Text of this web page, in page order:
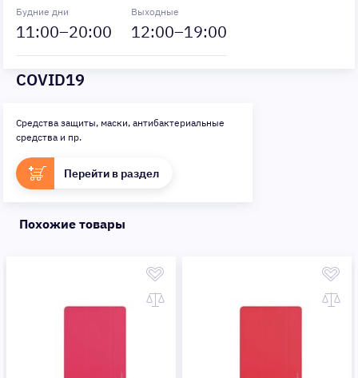
Будние дни
11:00–20:00
Выходные
12:00–19:00
COVID19
Средства защиты, маски, антибактериальные
средства и пр.
Перейти в раздел
Похожие товары